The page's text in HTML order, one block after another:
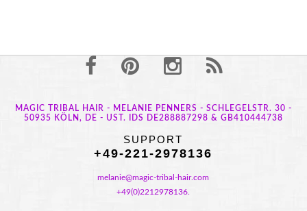
MAGIC TRIBAL HAIR - MELANIE PENNERS - SCHLEGELSTR. 30 -
50935 KÖLN, DE - UST. IDS DE288887298 & GB410444738
SUPPORT
+49-221-2978136
melanie@magic-tribal-hair.com
+49(0)2212978136.